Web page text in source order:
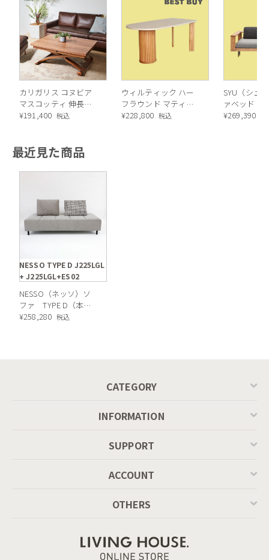
のベストポジションを探してみても。
固定された背もたれや肘がないデザインのため、前後・左右と
自由に座れるフリースタイル型。お部屋の真ん中に置いても圧
迫感を感じさせません。
カリガリス コヌビア
マスコッティ 伸長・
昇降式テーブル ／
P201
¥191,400 税込
ウィルティック ハー
フラウンド マティエ
ラ塗装 ダイニングテ
¥228,800 税込
SYU（シュ
ァベッド（
ル）190cm
¥269,390
最近見た商品
NESSO TYPE D J225LGL
+ J225LGL+ES02
NESSO（ネッソ）ソ
ファ TYPE D（本
体：J225LGL）
¥258,280 税込
CATEGORY
INFORMATION
SUPPORT
ACCOUNT
OTHERS